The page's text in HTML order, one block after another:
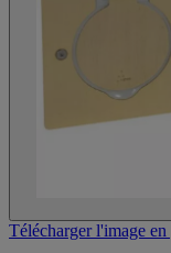
Télécharger l'image